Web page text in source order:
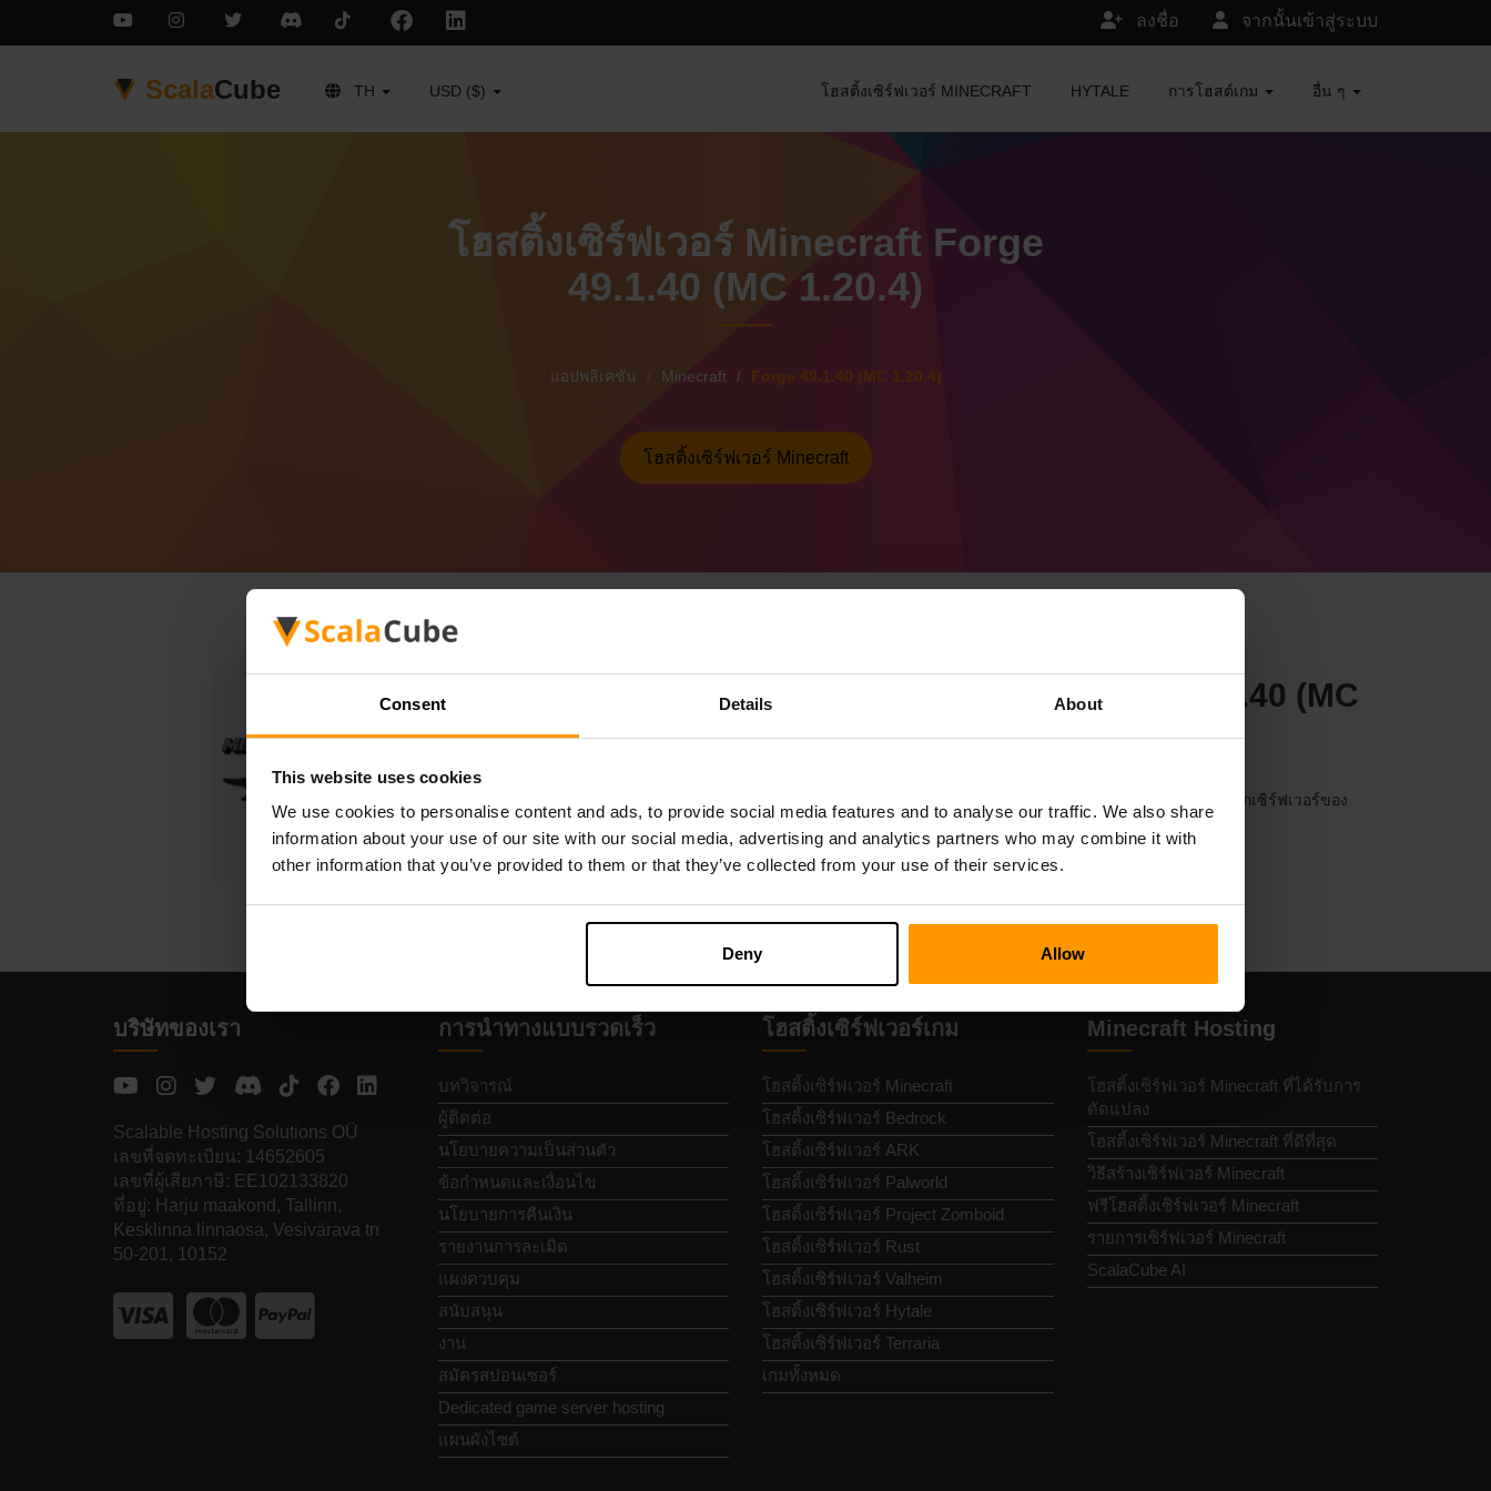
Consent Details About
This website uses cookies
We use cookies to personalise content and ads, to provide social media features and to analyse our traffic. We also share
information about your use of our site with our social media, advertising and analytics partners who may combine it with
other information that you’ve provided to them or that they’ve collected from your use of their services.
Deny Allow
จากนั้นเข้าสู่ระบบ
ลงชื่อ
ScalaCube TH USD ($) โฮสติ้งเซิร์ฟเวอร์ MINECRAFT HYTALE การโฮสต์เกม อื่น ๆ
โฮสติ้งเซิร์ฟเวอร์ Minecraft Forge
49.1.40 (MC 1.20.4)
แอปพลิเคชัน Minecraft Forge 49.1.40 (MC 1.20.4)
โฮสติ้งเซิร์ฟเวอร์ Minecraft
วิธีสร้างเซิร์ฟเวอร์ Minecraft Forge 49.1.40 (MC
1.20.4)เซิร์ฟเวอร์
(เซิร์ฟเวอร์→เลือกเซิร์ฟเวอร์ของ
คุณ→เซิร์ฟเวอร์เกม→เพิ่มเซิร์ฟเวอร์เกม→ Forge 49.1.40 (MC 1.20.4))
สนุกกับการเล่นบนเซิร์ฟเวอร์!
บริษัทของเรา
Scalable Hosting Solutions OÜ
เลขที่จดทะเบียน: 14652605
เลขที่ผู้เสียภาษี: EE102133820
ที่อยู่: Harju maakond, Tallinn,
Kesklinna linnaosa, Vesivärava tn
50-201, 10152
การนำทางแบบรวดเร็ว
บทวิจารณ์
ผู้ติดต่อ
นโยบายความเป็นส่วนตัว
ข้อกำหนดและเงื่อนไข
นโยบายการคืนเงิน
รายงานการละเมิด
แผงควบคุม
สนับสนุน
งาน
สมัครสปอนเซอร์
Dedicated game server hosting
แผนผังไซต์
โฮสติ้งเซิร์ฟเวอร์เกม
โฮสติ้งเซิร์ฟเวอร์ Minecraft
โฮสติ้งเซิร์ฟเวอร์ Bedrock
โฮสติ้งเซิร์ฟเวอร์ ARK
โฮสติ้งเซิร์ฟเวอร์ Palworld
โฮสติ้งเซิร์ฟเวอร์ Project Zomboid
โฮสติ้งเซิร์ฟเวอร์ Rust
โฮสติ้งเซิร์ฟเวอร์ Valheim
โฮสติ้งเซิร์ฟเวอร์ Hytale
โฮสติ้งเซิร์ฟเวอร์ Terraria
เกมทั้งหมด
Minecraft Hosting
โฮสติ้งเซิร์ฟเวอร์ Minecraft ที่ได้รับการ
ดัดแปลง
โฮสติ้งเซิร์ฟเวอร์ Minecraft ที่ดีที่สุด
วิธีสร้างเซิร์ฟเวอร์ Minecraft
ฟรีโฮสติ้งเซิร์ฟเวอร์ Minecraft
รายการเซิร์ฟเวอร์ Minecraft
ScalaCube AI